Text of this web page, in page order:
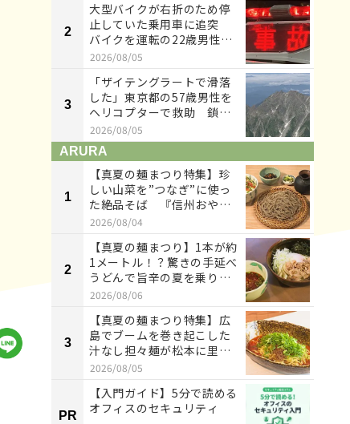
2
大型バイクが右折のため停
止していた乗用車に追突
バイクを運転の22歳男性が
重傷 ...
2026/08/05
3
「ザイテングラートで滑落
した」東京都の57歳男性を
ヘリコプターで救助 鎖骨
と肋骨...
2026/08/05
ARURA
1
【真夏の麺まつり特集】珍
しい山菜を”つなぎ”に使っ
た絶品そば 『信州おやま
ぼくち...
2026/08/04
2
【真夏の麺まつり】1本が約
1メートル！？驚きの手延べ
うどんで旨辛の夏を乗り切
る ...
2026/08/06
3
【真夏の麺まつり特集】広
島でブームを巻き起こした
汁なし担々麺が松本に里帰
り 『S...
2026/08/05
PR
【入門ガイド】5分で読める
オフィスのセキュリティ